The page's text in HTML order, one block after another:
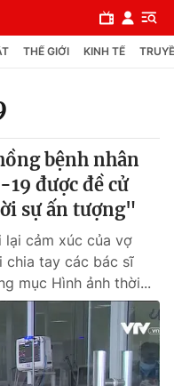
THẾ GIỚI KINH TẾ
bệnh nhân
được đề cử
sự ấn tượng"
lại cảm xúc của vợ
chia tay các bác sĩ
mục Hình ảnh thời...